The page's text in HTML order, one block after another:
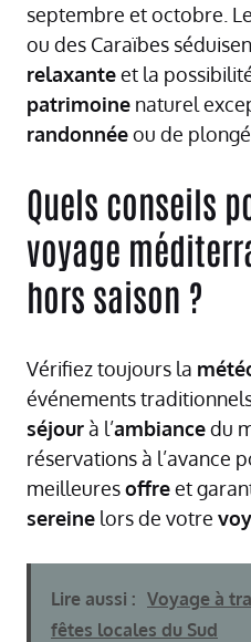
septembre et octobre.
ou des Caraïbes
relaxanteet la
patrimoine naturel
randonnéeou de
Quels conseils
voyage
hors saison ?
Vérifiez toujours la
événements
séjourà l’ambiancedu
réservations à l’avance
meilleuresoffreet
sereine lors de votre
Lire aussi : Voyage à
fêtes locales du Sud